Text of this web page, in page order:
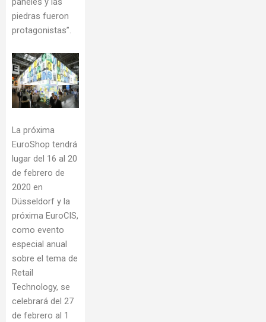
piedras fueron
protagonistas”.
La próxima
EuroShop tendrá
lugar del 16 al 20
de febrero de
2020 en
Düsseldorf y la
próxima EuroCIS,
como evento
especial anual
sobre el tema de
Retail
Technology, se
celebrará del 27
de febrero al 1